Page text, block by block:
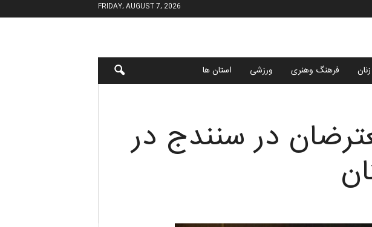
FRIDAY, AUGUST 7, 2026
زنان فرهنگ وهنری ورزشی استان ها
در سنندج در